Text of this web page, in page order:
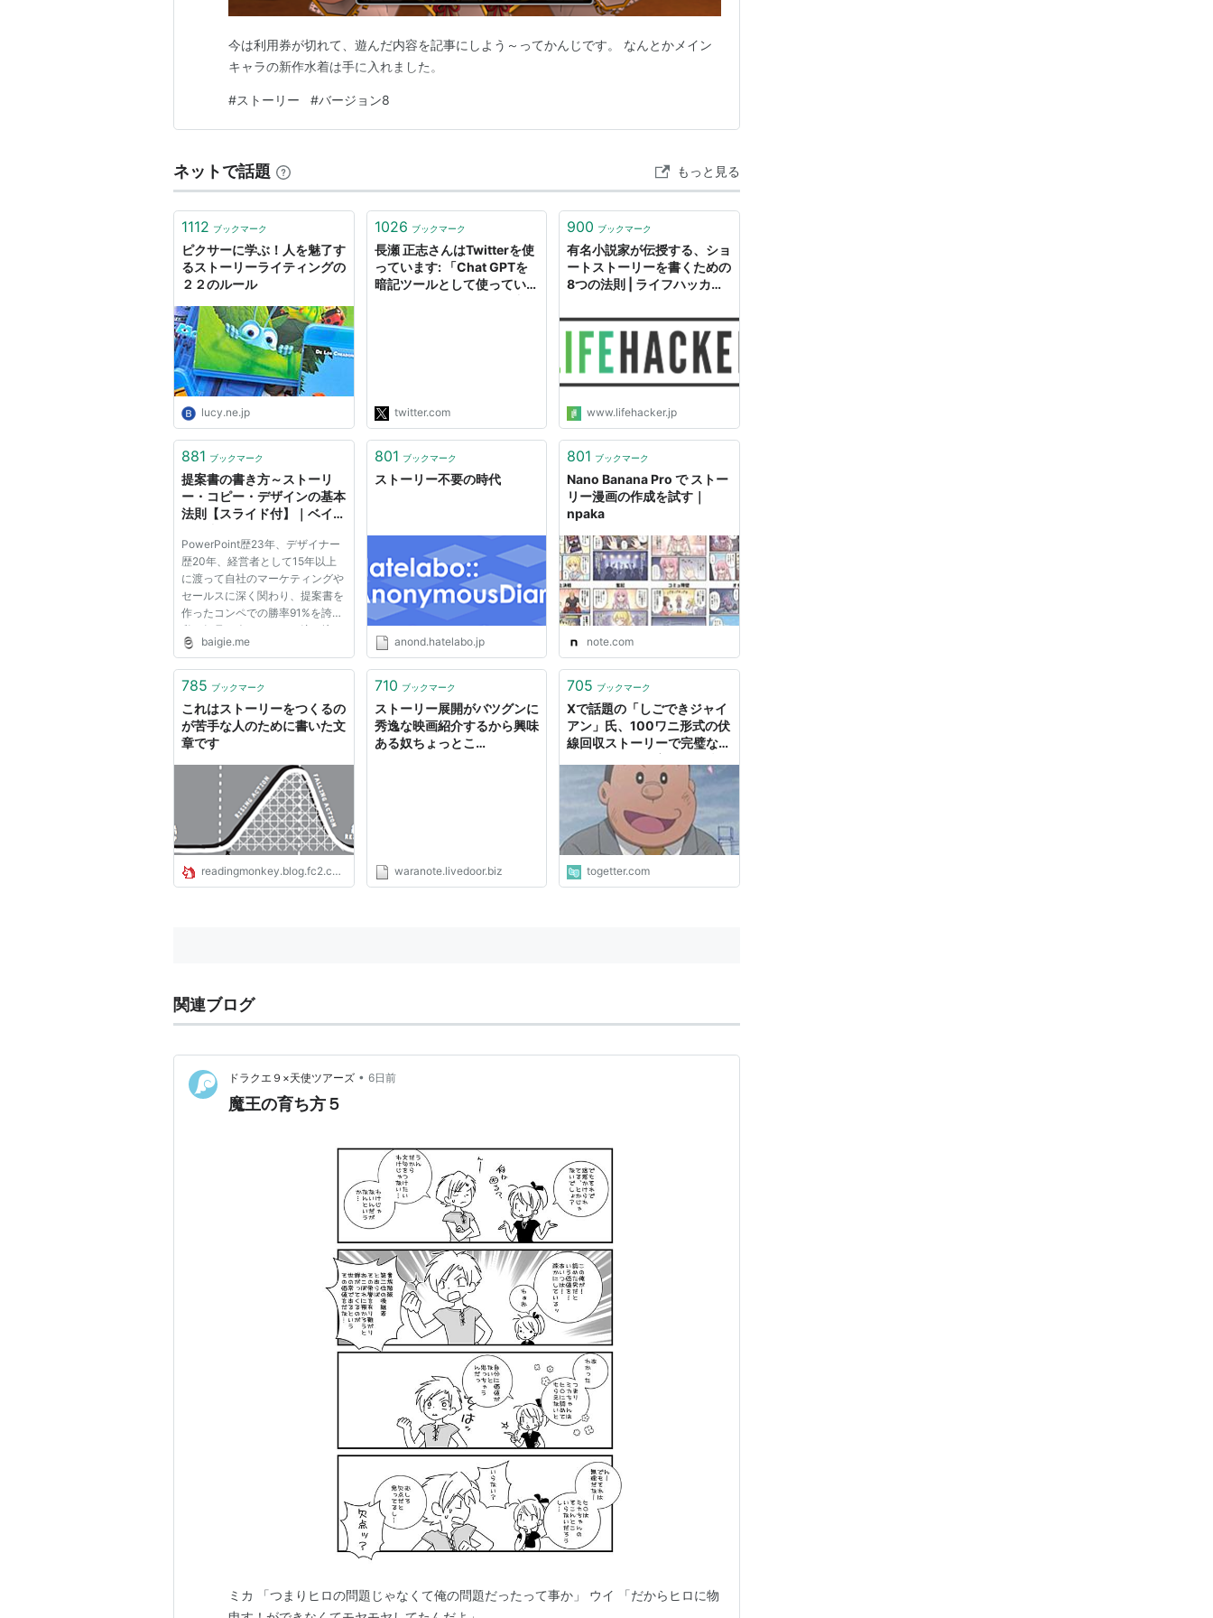
今は利用券が切れて、遊んだ内容を記事にしよう～ってかんじです。 なんとかメイン
キャラの新作水着は手に入れました。
#ストーリー #バージョン8
ネットで話題 もっと見る
1112 ブックマーク
ピクサーに学ぶ！人を魅了す
るストーリーライティングの
２２のルール
lucy.ne.jp
1026 ブックマーク
長瀬 正志さんはTwitterを使
っています: 「Chat GPTを
暗記ツールとして使っていま
秒で作れます。これ生徒にも
広めてこうと思います。」 /
Twitter
twitter.com
900 ブックマーク
有名小説家が伝授する、ショ
ートストーリーを書くための
8つの法則 | ライフハッカ
www.lifehacker.jp
881 ブックマーク
提案書の書き方～ストーリ
ー・コピー・デザインの基本
法則【スライド付】｜ベイジ
PowerPoint歴23年、デザイナー
歴20年、経営者として15年以上
に渡って自社のマーケティングや
セールスに深く関わり、提案書を
作ったコンペでの勝率91%を誇る
私の知見を余すことなく注ぎ込ん
だ、『最強の提案書を作る方法～
インの法則』というスライドを公
と...
baigie.me
801 ブックマーク
ストーリー不要の時代
anond.hatelabo.jp
801 ブックマーク
Nano Banana Pro で ストー
リー漫画の作成を試す｜
npaka
note.com
785 ブックマーク
これはストーリーをつくるの
が苦手な人のために書いた文
章です
readingmonkey.blog.fc2.com
710 ブックマーク
ストーリー展開がバツグンに
秀逸な映画紹介するから興味
ある奴ちょっとこ
waranote.livedoor.biz
705 ブックマーク
Xで話題の「しごできジャイ
アン」氏、100ワニ形式の伏
線回収ストーリーで完璧なシ
を調べてみると意外なことが
分かった
togetter.com
関連ブログ
ドラクエ９×天使ツアーズ • 6日前
魔王の育ち方５
ミカ 「つまりヒロの問題じゃなくて俺の問題だったって事か」 ウイ 「だからヒロに物